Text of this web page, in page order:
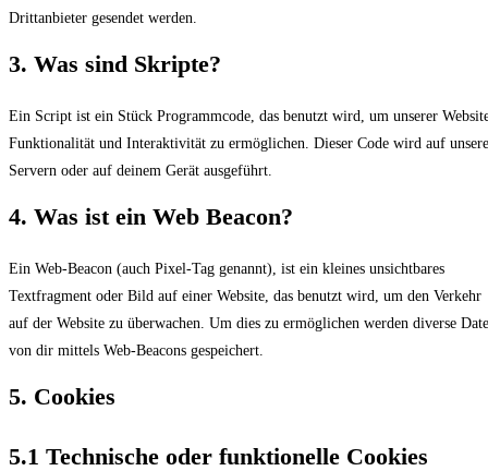
Drittanbieter gesendet werden.
3. Was sind Skripte?
Ein Script ist ein Stück Programmcode, das benutzt wird, um unserer
Funktionalität und Interaktivität zu ermöglichen. Dieser Code wird auf
Servern oder auf deinem Gerät ausgeführt.
4. Was ist ein Web Beacon?
Ein Web-Beacon (auch Pixel-Tag genannt), ist ein kleines unsichtbares
Textfragment oder Bild auf einer Website, das benutzt wird, um den Verkehr
auf der Website zu überwachen. Um dies zu ermöglichen werden diverse
von dir mittels Web-Beacons gespeichert.
5. Cookies
5.1 Technische oder funktionelle Cookies